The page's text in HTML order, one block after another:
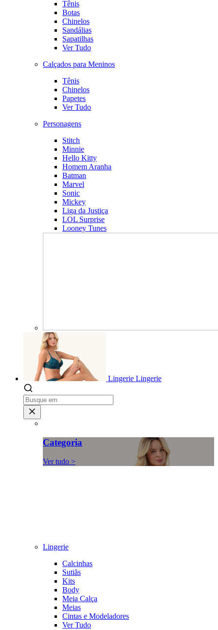
Tênis
Botas
Chinelos
Sandálias
Sapatilhas
Ver Tudo
Calçados para Meninos
Tênis
Chinelos
Papetes
Ver Tudo
Personagens
Stitch
Minnie
Hello Kitty
Homem Aranha
Batman
Marvel
Sonic
Mickey
Liga da Justiça
LOL Surprise
Looney Tunes
Lingerie Lingerie
Categoria
Ver tudo >
Lingerie
Calcinhas
Sutiãs
Kits
Body
Meia Calça
Meias
Cintas e Modeladores
Ver Tudo